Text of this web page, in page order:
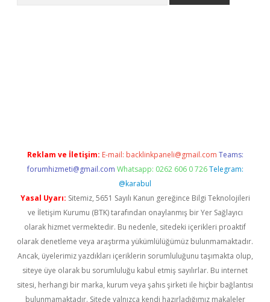
Reklam ve İletişim: E-mail: backlinkpaneli@gmail.com Teams:
forumhizmeti@gmail.com Whatsapp: 0262 606 0 726 Telegram:
@karabul
Yasal Uyarı: Sitemiz, 5651 Sayılı Kanun gereğince Bilgi Teknolojileri
ve İletişim Kurumu (BTK) tarafından onaylanmış bir Yer Sağlayıcı
olarak hizmet vermektedir. Bu nedenle, sitedeki içerikleri proaktif
olarak denetleme veya araştırma yükümlülüğümüz bulunmamaktadır.
Ancak, üyelerimiz yazdıkları içeriklerin sorumluluğunu taşımakta olup,
siteye üye olarak bu sorumluluğu kabul etmiş sayılırlar. Bu internet
sitesi, herhangi bir marka, kurum veya şahıs şirketi ile hiçbir bağlantısı
bulunmamaktadır. Sitede yalnızca kendi hazırladığımız makaleler